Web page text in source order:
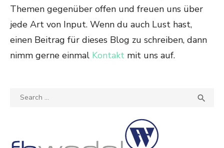
Themen gegenüber offen und freuen uns über
jede Art von Input. Wenn du auch Lust hast,
einen Beitrag für dieses Blog zu schreiben, dann
nimm gerne einmal Kontakt mit uns auf.
Search
